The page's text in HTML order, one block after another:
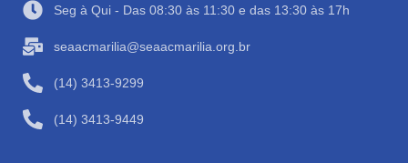
Seg à Qui - Das 08:30 às 11:30 e das 13:30 às 17h
seaacmarilia@seaacmarilia.org.br
(14) 3413-9299
(14) 3413-9449